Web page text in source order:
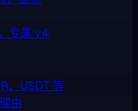
专属 v4
、USDT 等
由